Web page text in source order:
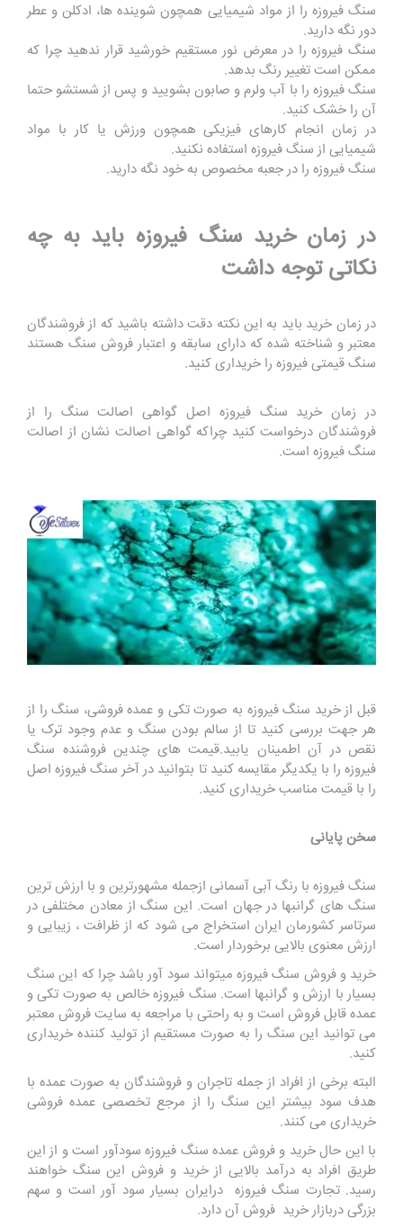
سنگ فیروزه را از مواد شیمیایی همچون شوینده ها، ادکلن و عطر
دور نگه دارید.
سنگ فیروزه را در معرض نور مستقیم خورشید قرار ندهید چرا که
ممکن است تغییر رنگ بدهد.
سنگ فیروزه را با آب ولرم و صابون بشویید و پس از شستشو حتما
آن را خشک کنید.
در زمان انجام کارهای فیزیکی همچون ورزش یا کار با مواد
شیمیایی از سنگ فیروزه استفاده نکنید.
سنگ فیروزه را در جعبه مخصوص به خود نگه دارید.
در زمان خرید سنگ فیروزه باید به چه
نکاتی توجه داشت
در زمان خرید باید به این نکته دقت داشته باشید که از فروشندگان
معتبر و شناخته شده که دارای سابقه و اعتبار فروش سنگ هستند
سنگ قیمتی فیروزه را خریداری کنید.
در زمان خرید سنگ فیروزه اصل گواهی اصالت سنگ را از
فروشندگان درخواست کنید چراکه گواهی اصالت نشان از اصالت
سنگ فیروزه است.
قبل از خرید سنگ فیروزه به صورت تکی و عمده فروشی، سنگ را از
هر جهت بررسی کنید تا از سالم بودن سنگ و عدم وجود ترک یا
نقص در آن اطمینان یابید.قیمت های چندین فروشنده سنگ
فیروزه را با یکدیگر مقایسه کنید تا بتوانید در آخر سنگ فیروزه اصل
را با قیمت مناسب خریداری کنید.
سخن پایانی
سنگ فیروزه با رنگ آبی آسمانی ازجمله مشهورترین و با ارزش ترین
سنگ های گرانبها در جهان است. این سنگ از معادن مختلفی در
سرتاسر کشورمان ایران استخراج می شود که از ظرافت ، زیبایی و
ارزش معنوی بالایی برخوردار است.
خرید و فروش سنگ فیروزه میتواند سود آور باشد چرا که این سنگ
بسیار با ارزش و گرانبها است. سنگ فیروزه خالص به صورت تکی و
عمده قابل فروش است و به راحتی با مراجعه به سایت فروش معتبر
می توانید این سنگ را به صورت مستقیم از تولید کننده خریداری
کنید.
البته برخی از افراد از جمله تاجران و فروشندگان به صورت عمده با
هدف سود بیشتر این سنگ را از مرجع تخصصی عمده فروشی
خریداری می کنند.
با این حال خرید و فروش عمده سنگ فیروزه سودآور است و از این
طریق افراد به درآمد بالایی از خرید و فروش این سنگ خواهند
رسید. تجارت سنگ فیروزه درایران بسیار سود آور است و سهم
بزرگی دربازار خرید فروش آن دارد.